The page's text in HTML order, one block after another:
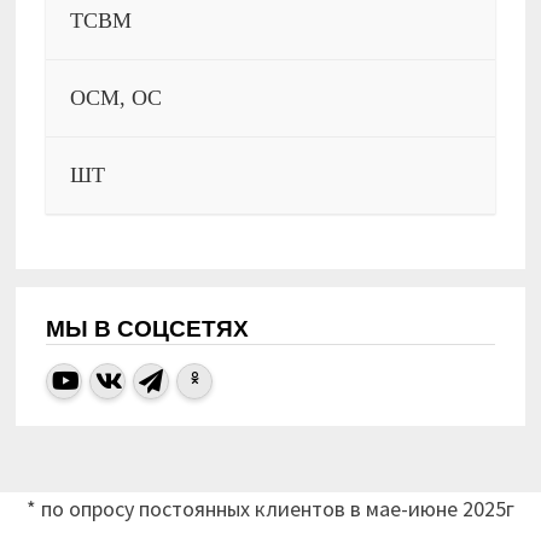
ТСВМ
ОСМ, ОС
ШТ
МЫ В СОЦСЕТЯХ
* по опросу постоянных клиентов в мае-июне 2025г